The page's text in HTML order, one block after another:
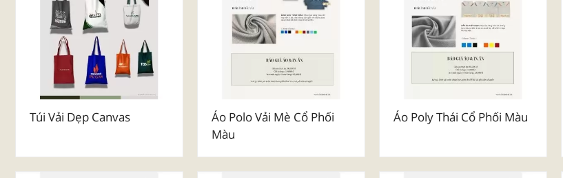
Túi Vải Dẹp Canvas
Áo Polo Vải Mè Cổ Phối
Màu
Áo Poly Thái Cổ Phối Màu